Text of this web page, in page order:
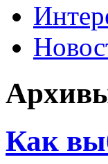
Как